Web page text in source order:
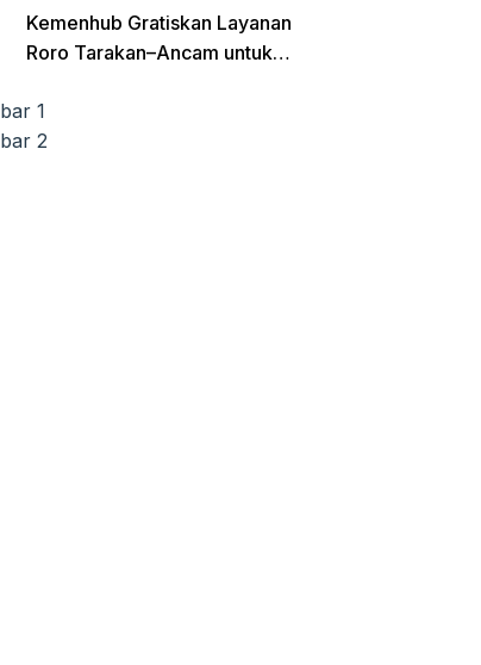
Kemenhub Gratiskan Layanan
Roro Tarakan–Ancam untuk